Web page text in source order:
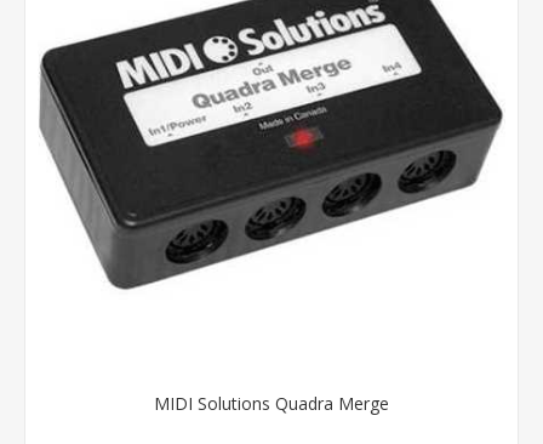
MIDI Solutions Quadra Merge